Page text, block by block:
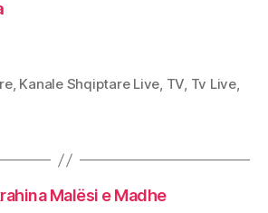
, Kanale Shqiptare Live, TV, Tv Live,
Malësi e Madhe